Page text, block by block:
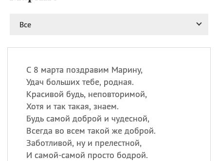
Все
С 8 марта поздравим Марину,
Удач больших тебе, родная.
Красивой будь, неповторимой,
Хотя и так такая, знаем.
Будь самой доброй и чудесной,
Всегда во всем такой же доброй.
Заботливой, ну и прелестной,
И самой-самой просто бодрой.
день
рисового пудинга
09.08 День Дымняшки
(Smokey Bear Day)
ИМЕНА
Сегодня празднуют именины